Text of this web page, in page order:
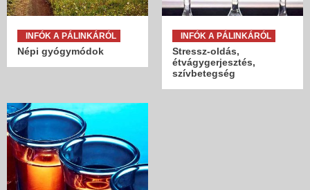
INFÓK A PÁLINKÁRÓL
Népi gyógymódok
INFÓK A PÁLINKÁRÓL
Stressz-oldás,
étvágygerjesztés,
szívbetegség